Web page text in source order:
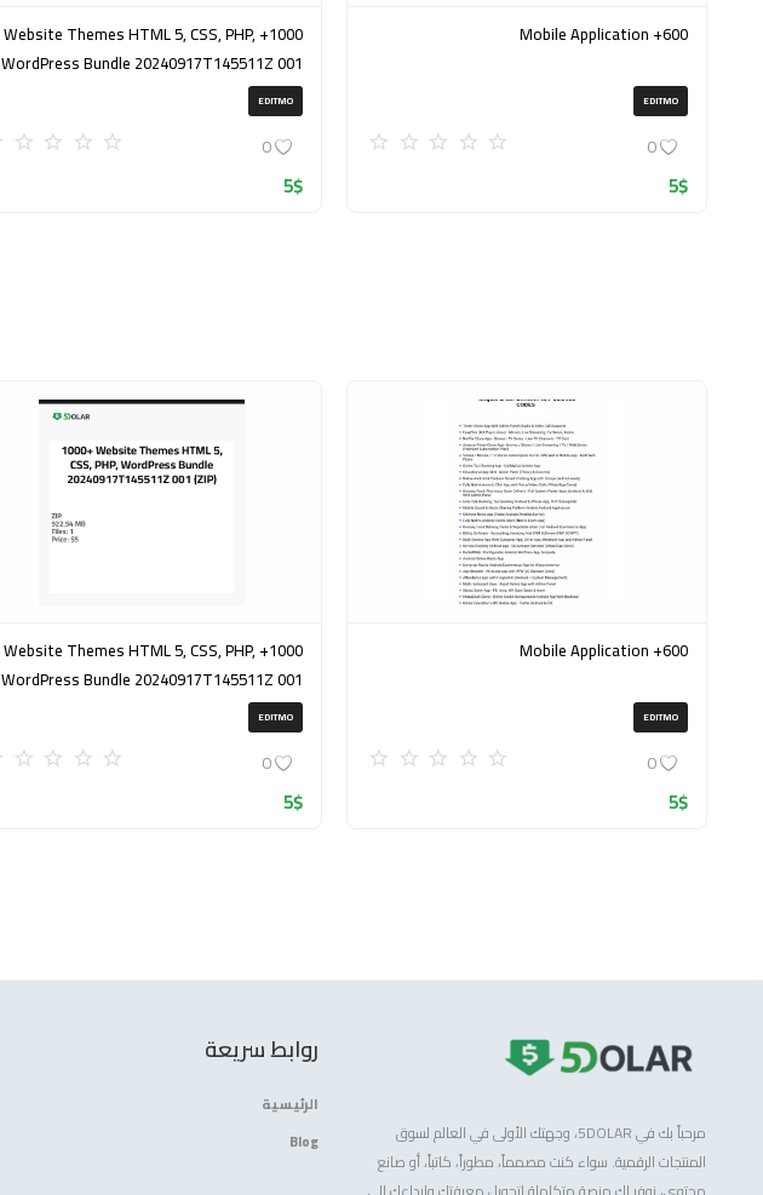
600+ Mobile Application
EDITMO
0
5$
1000+ Website Themes HTML 5, CSS, PHP,
WordPress Bundle 20240917T145511Z 001
(ZIP)
EDITMO
0
5$
600+ Mobile Application
EDITMO
0
5$
1000+ Website Themes HTML 5, CSS, PHP,
WordPress Bundle 20240917T145511Z 001
(ZIP)
EDITMO
0
5$
مرحباً بك في 5DOLAR، وجهتك الأولى في العالم لسوق
المنتجات الرقمية. سواء كنت مصمماً، مطوراً، كاتباً، أو صانع
روابط سريعة
الرئيسية
Blog